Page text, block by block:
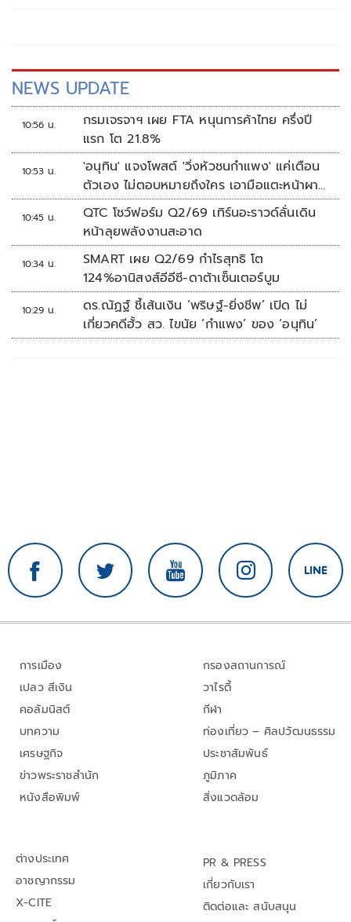
NEWS UPDATE
10:56 น.
กรมเจรจาฯ เผย FTA หนุนการค้าไทย ครึ่งปี
แรก โต 21.8%
10:53 น.
'อนุทิน' แจงโพสต์ 'วิ่งหัวชนกำแพง' แค่เตือน
ตัวเอง ไม่ตอบหมายถึงใคร เอามือแตะหน้าผา
กบอก 'หัวโน'
10:45 น.
QTC โชว์ฟอร์ม Q2/69 เทิร์นอะราวด์ลั่นเดิน
หน้าลุยพลังงานสะอาด
10:34 น.
SMART เผย Q2/69 กำไรสุทธิ โต
124%อานิสงส์อีอีซี-ดาต้าเซ็นเตอร์บูม
10:29 น.
ดร.ณัฏฐ์ ชี้เส้นเงิน ‘พริษฐ์-ยิ่งชีพ’ เปิด ไม่
เกี่ยวคดีฮั้ว สว. ไขนัย ‘กำแพง’ ของ ‘อนุทิน’
การเมือง
เปลว สีเงิน
คอลัมนิสต์
บทความ
เศรษฐกิจ
ข่าวพระราชสำนัก
หนังสือพิมพ์
กรองสถานการณ์
วาไรตี้
กีฬา
ท่องเที่ยว – ศิลปวัฒนธรรม
ประชาสัมพันธ์
ภูมิภาค
สิ่งแวดล้อม
ต่างประเทศ
อาชญากรรม
X-CITE
PR & PRESS
เกี่ยวกับเรา
ติดต่อและ สนับสนุน